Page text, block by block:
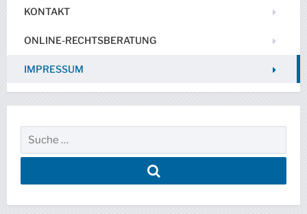
KONTAKT
ONLINE-RECHTSBERATUNG
IMPRESSUM